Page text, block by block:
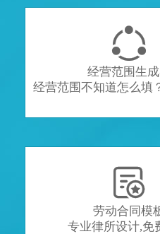

经营范围生
经营范围不知道怎么填

劳动合同模
专业律所设计,免